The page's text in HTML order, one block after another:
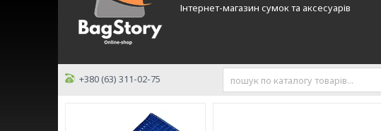
Інтернет-магазин сумок та аксесуарів
+380 (63) 311-02-75